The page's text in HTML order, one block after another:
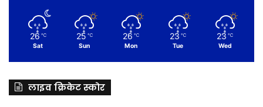
26 ℃
Sat
25 ℃
Sun
26 ℃
Mon
23 ℃
Tue
23 ℃
Wed
लाइव क्रिकेट स्कोर